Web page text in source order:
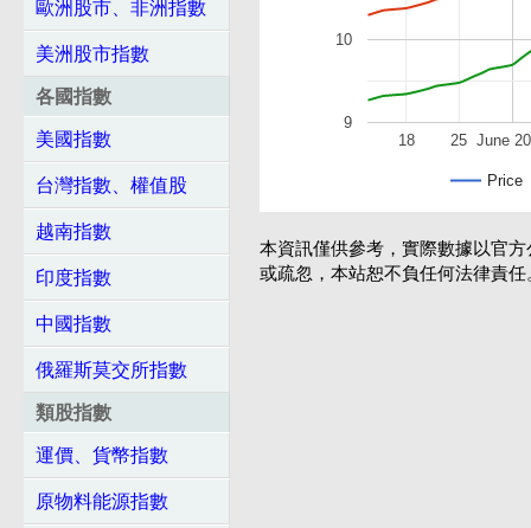
歐洲股市、非洲指數
美洲股市指數
各國指數
美國指數
台灣指數、權值股
越南指數
印度指數
中國指數
俄羅斯莫交所指數
類股指數
運價、貨幣指數
原物料能源指數
Price
June
18 25
9
10
本資訊僅供參考，實際數據以官
或疏忽，本站恕不負任何法律責任